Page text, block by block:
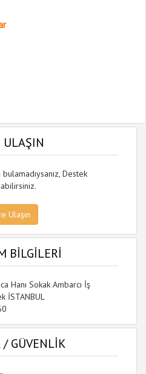
ULAŞIN
Destek
Ulaşın
BİLGİLERİ
Hanı Sokak Ambarcı İş
İSTANBUL
GÜVENLİK